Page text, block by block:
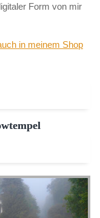
Form von mir
in meinem Shop